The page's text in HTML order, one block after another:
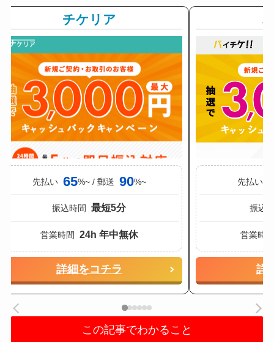
チケリア
先払い 65%~ / 郵送 90%~
振込時間 最短5分
営業時間 24h 年中無休
詳細をコチラ
先払い
振込
営業時間
詳
スクロールできます
この記事でわかること